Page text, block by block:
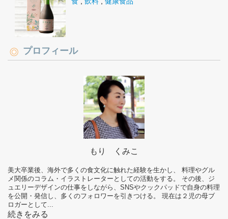
プロフィール
もり くみこ
美大卒業後、海外で多くの食文化に触れた経験を生かし、 料理やグル
メ関係のコラム・イラストレーターとしての活動をする。 その後、ジ
ュエリーデザインの仕事をしながら、SNSやクックパッドで自身の料理
を公開・発信し、多くのフォロワーを引きつける。 現在は２児の母ブ
ロガーとして...
続きをみる